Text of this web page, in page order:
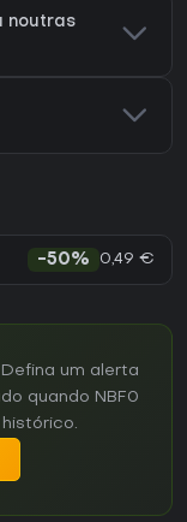
noutras
-50% 0,49 €
um alerta
quando NBF0